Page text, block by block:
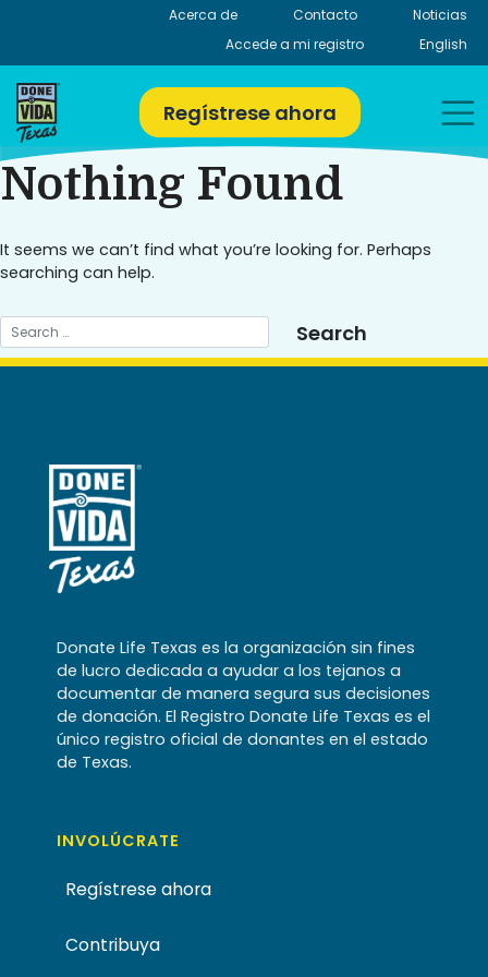
Acerca de Contacto
Noticias
Accede a mi registro
English
Regístrese ahora
Nothing Found
It seems we can’t find what you’re looking for. Perhaps
searching can help.
Donate Life Texas es la organización sin fines
de lucro dedicada a ayudar a los tejanos a
documentar de manera segura sus decisiones
de donación. El Registro Donate Life Texas es el
único registro oficial de donantes en el estado
de Texas.
INVOLÚCRATE
Regístrese ahora
Contribuya